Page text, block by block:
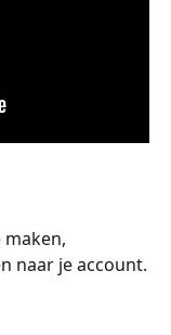
naar je account.